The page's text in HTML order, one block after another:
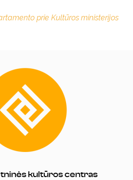
prie Kultūros ministerijos
kultūros centras